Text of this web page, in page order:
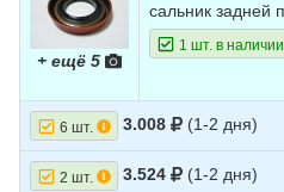
+ ещё 5
сальник задней
1 шт. в наличии
6 шт. 3.008 (1-2 дня)
2 шт. 3.524 (1-2 дня)